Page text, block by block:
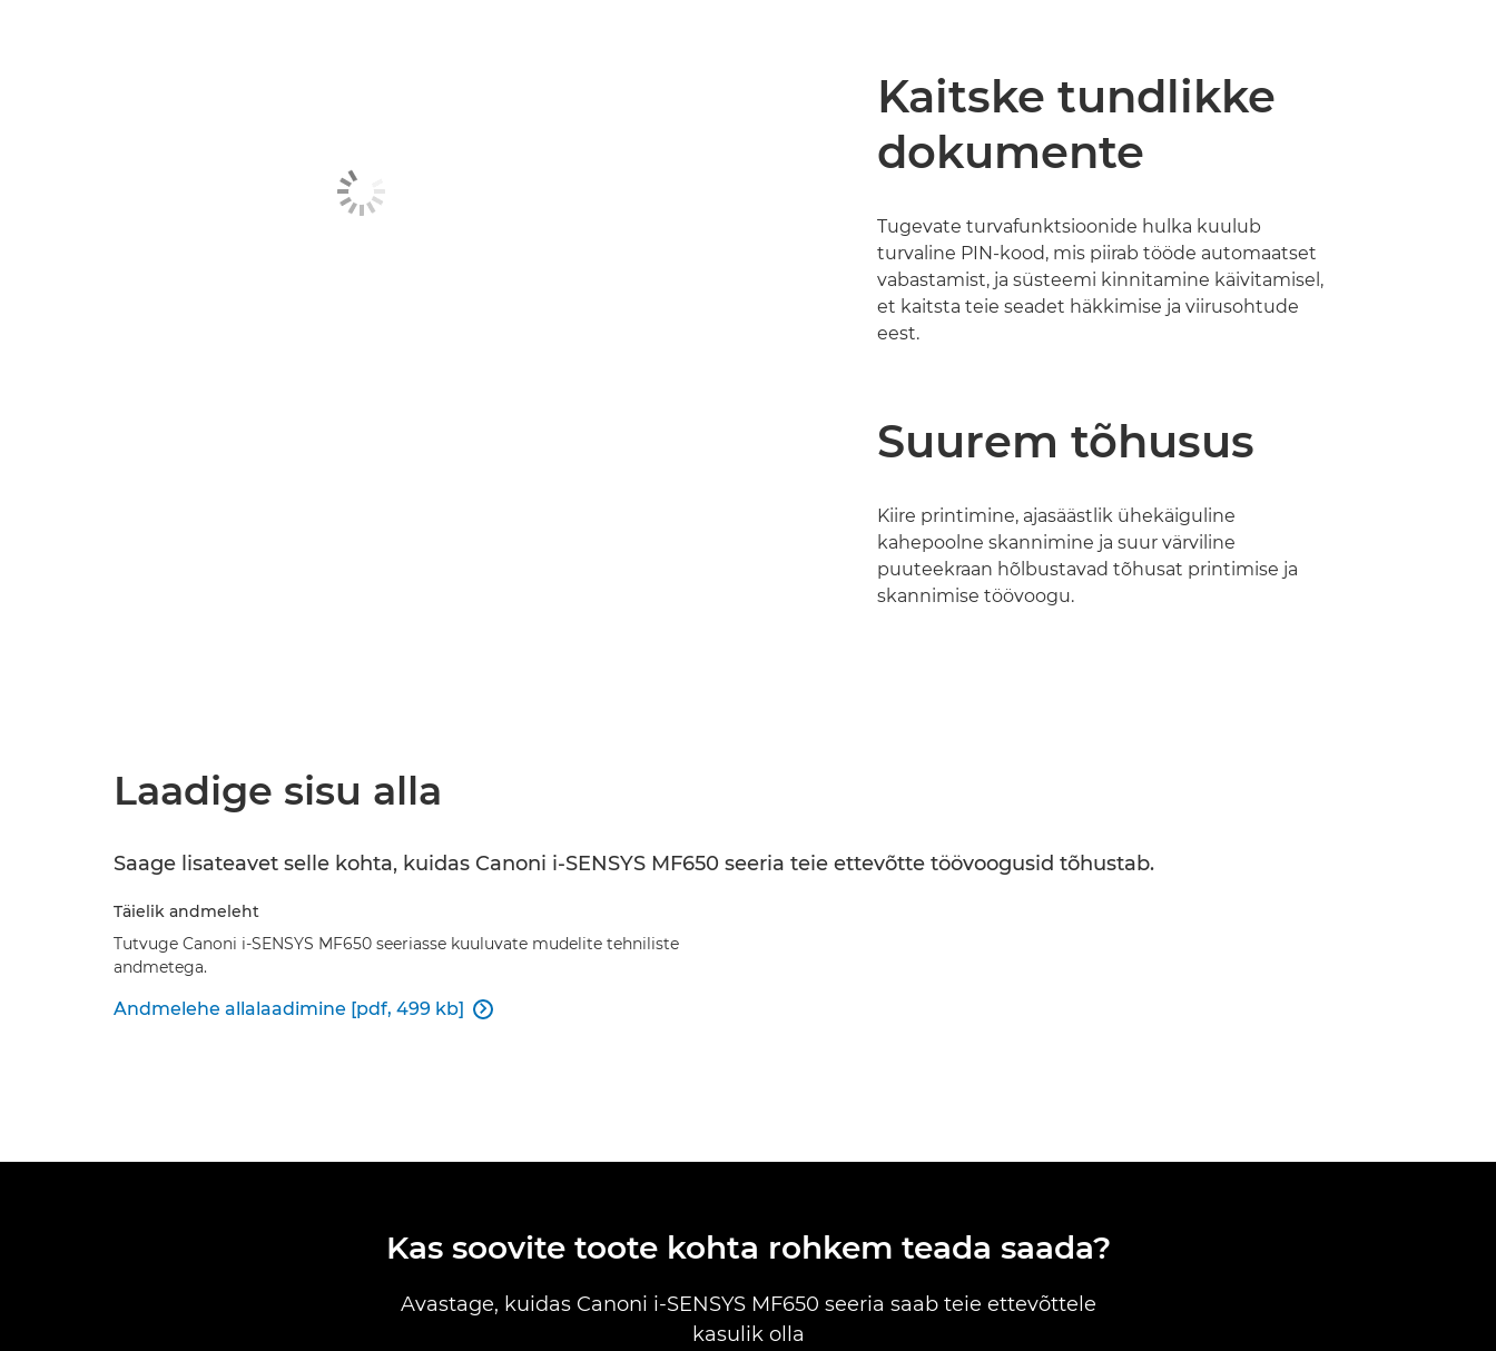
Kaitske tundlikke
dokumente
Tugevate turvafunktsioonide hulka kuulub
turvaline PIN-kood, mis piirab tööde automaatset
vabastamist, ja süsteemi kinnitamine käivitamisel,
et kaitsta teie seadet häkkimise ja viirusohtude
eest.
Suurem tõhusus
Kiire printimine, ajasäästlik ühekäiguline
kahepoolne skannimine ja suur värviline
puuteekraan hõlbustavad tõhusat printimise ja
skannimise töövoogu.
Laadige sisu alla
Saage lisateavet selle kohta, kuidas Canoni i-SENSYS MF650 seeria teie ettevõtte töövoogusid tõhustab.
Täielik andmeleht
Tutvuge Canoni i-SENSYS MF650 seeriasse kuuluvate mudelite tehniliste
andmetega.
Andmelehe allalaadimine [pdf, 499 kb] 
Kas soovite toote kohta rohkem teada saada?
Avastage, kuidas Canoni i-SENSYS MF650 seeria saab teie ettevõttele
kasulik olla